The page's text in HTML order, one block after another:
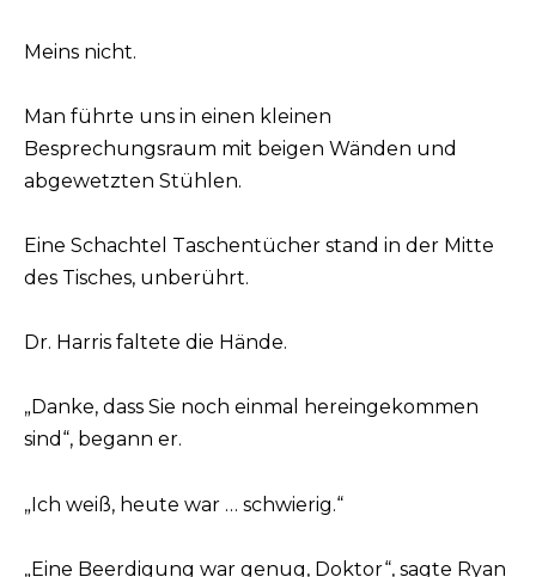
Meins nicht.
Man führte uns in einen kleinen
Besprechungsraum mit beigen Wänden und
abgewetzten Stühlen.
Eine Schachtel Taschentücher stand in der Mitte
des Tisches, unberührt.
Dr. Harris faltete die Hände.
„Danke, dass Sie noch einmal hereingekommen
sind“, begann er.
„Ich weiß, heute war … schwierig.“
„Eine Beerdigung war genug, Doktor“, sagte Ryan